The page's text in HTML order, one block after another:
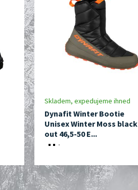
Skladem, expedujeme ihned
Dynafit Winter Bootie
Unisex Winter Moss black
out 46,5-50 E...